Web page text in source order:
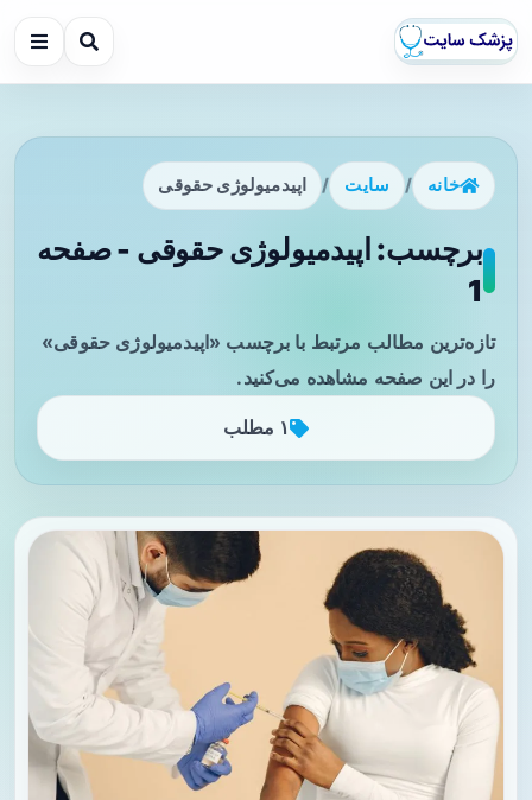
خانه / سایت / اپیدمیولوژی حقوقی
برچسب: اپیدمیولوژی حقوقی - صفحه
1
تازه‌ترین مطالب مرتبط با برچسب «اپیدمیولوژی حقوقی»
را در این صفحه مشاهده می‌کنید.
۱ مطلب